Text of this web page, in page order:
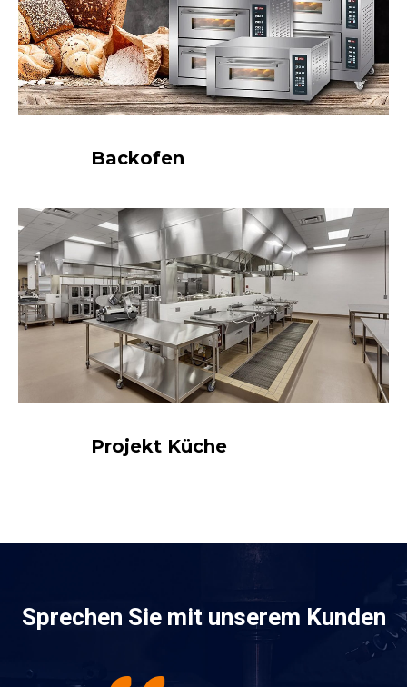
Backofen
Projekt Küche
Sprechen Sie mit unserem Kunden